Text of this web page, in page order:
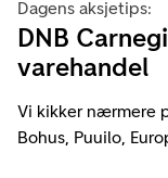
Dagens aksjetips:
DNB
varehandel
Vi kikker nærmere
Bohus, Puuilo,